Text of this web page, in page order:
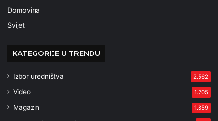
Domovina
Svijet
KATEGORIJE U TRENDU
Izbor uredništva 2.562
Video 1.205
Magazin 1.859